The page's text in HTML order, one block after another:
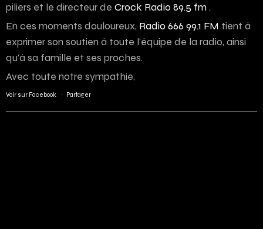
piliers et le directeur de Crock Radio 89.5 fm.
En ces moments douloureux, Radio 666 99.1 FM tient à
exprimer son soutien à toute l’équipe de la radio, ainsi
qu’à sa famille et ses proches.
Avec toute notre sympathie,
Voir sur Facebook · Partager